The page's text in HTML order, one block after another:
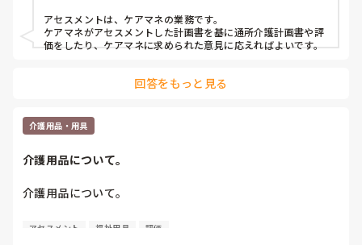
アセスメントは、ケアマネの業務です。
ケアマネがアセスメントした計画書を基に通所介護計画書や評
価をしたり、ケアマネに求められた意見に応えればよいです。
回答をもっと見る
介護用品・用具
介護用品について。
介護用品について。
利用者さんのADLの変化などに伴い、介護用品を検討する場
アセスメント 福祉用具 評価